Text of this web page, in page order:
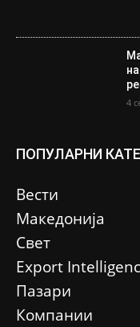
4
ПОПУЛАРНИ
Вести
Македонија
Свет
Еxport
Пазари
Компании